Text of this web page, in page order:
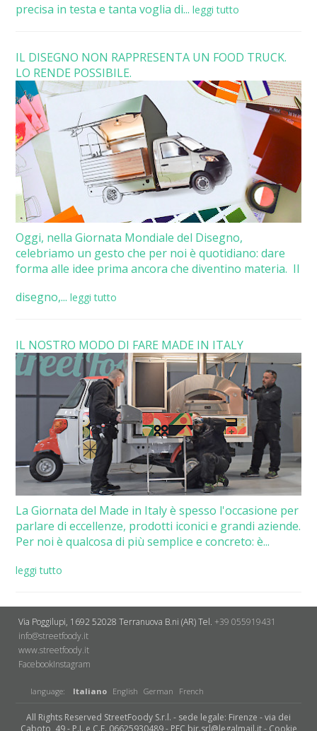
precisa in testa e tanta voglia di... leggi tutto
IL DISEGNO NON RAPPRESENTA UN FOOD TRUCK.
LO RENDE POSSIBILE.
Oggi, nella Giornata Mondiale del Disegno,
celebriamo un gesto che per noi è quotidiano: dare
forma alle idee prima ancora che diventino materia. Il
disegno,... leggi tutto
IL NOSTRO MODO DI FARE MADE IN ITALY
La Giornata del Made in Italy è spesso l'occasione per
parlare di eccellenze, prodotti iconici e grandi aziende.
Per noi è qualcosa di più semplice e concreto: è...
leggi tutto
Via Poggilupi, 1692 52028 Terranuova B.ni (AR)Tel. +39 055919431
info@streetfoody.it
www.streetfoody.it
Facebook​Instagram
language: Italiano English German French
All Rights Reserved StreetFoody S.r.l. - sede legale: Firenze - via dei
Caboto, 49 - P.I. e C.F. 06625930489 - PEC bir.srl@legalmail.it - Cookie